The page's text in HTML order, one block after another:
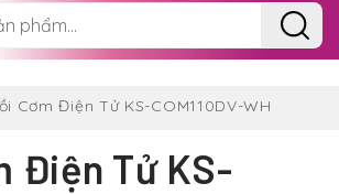
Cơm Điện Tử KS-COM110DV-WH
Điện Tử KS-